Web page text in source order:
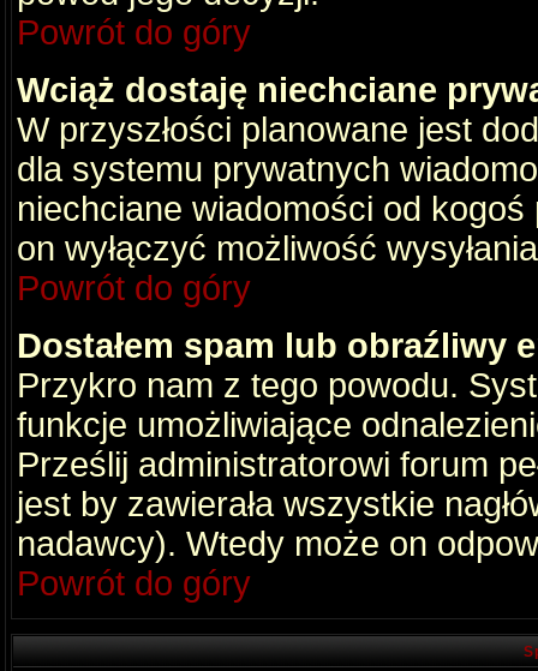
Powrót do góry
Wciąż dostaję niechciane
W przyszłości planowane jest
dla systemu prywatnych
niechciane wiadomości od
on wyłączyć możliwość
Powrót do góry
Dostałem spam lub obraźliwy
Przykro nam z tego powodu.
funkcje umożliwiające
Prześlij administratorowi forum
jest by zawierała wszystkie
nadawcy). Wtedy może on
Powrót do góry